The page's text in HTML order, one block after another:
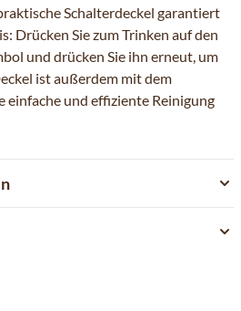
Schalterdeckel garantiert
Drücken Sie zum Trinken auf den
und drücken Sie ihn erneut, um
ist außerdem mit dem
einfache und effiziente Reinigung